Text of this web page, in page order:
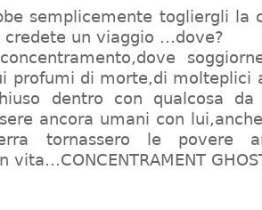
semplicemente togliergli la
credete un viaggio …dove?
profumi di morte,di molteplici
dentro con qualcosa
ancora umani con
tornassero le povere
vita…CONCENTRAMENT